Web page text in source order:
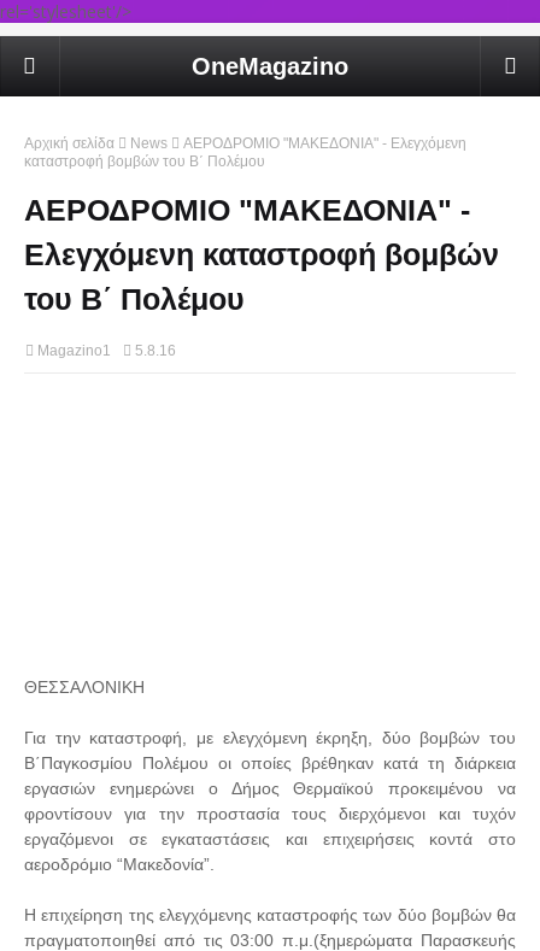
rel='stylesheet'/>
OneMagazino
Αρχική σελίδα News
ΑΕΡΟΔΡΟΜΙΟ "ΜΑΚΕΔΟΝΙΑ" - Ελεγχόμενη
καταστροφή βομβών του Β΄ Πολέμου
ΑΕΡΟΔΡΟΜΙΟ "ΜΑΚΕΔΟΝΙΑ" -
Ελεγχόμενη καταστροφή βομβών
του Β΄ Πολέμου
Magazino1 5.8.16
ΘΕΣΣΑΛΟΝΙΚΗ
Για την καταστροφή, με ελεγχόμενη έκρηξη, δύο βομβών του
Β΄Παγκοσμίου Πολέμου οι οποίες βρέθηκαν κατά τη διάρκεια
εργασιών ενημερώνει ο Δήμος Θερμαϊκού προκειμένου να
φροντίσουν για την προστασία τους διερχόμενοι και τυχόν
εργαζόμενοι σε εγκαταστάσεις και επιχειρήσεις κοντά στο
αεροδρόμιο “Μακεδονία”.
Η επιχείρηση της ελεγχόμενης καταστροφής των δύο βομβών θα
πραγματοποιηθεί από τις 03:00 π.μ.(ξημερώματα Παρασκευής